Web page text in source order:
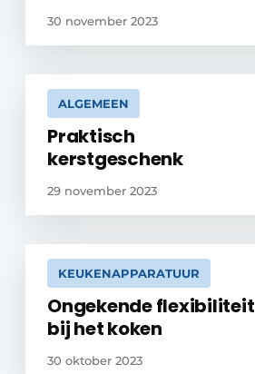
30 november 2023
ALGEMEEN
Praktisch
kerstgeschenk
29 november 2023
KEUKENAPPARATUUR
Ongekende flexibiliteit
bij het koken
30 oktober 2023